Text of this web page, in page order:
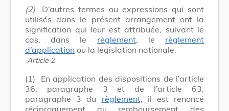
(2)
D’autres termes ou expressions qui sont
utilisés dans le présent arrangement ont la
signification qui leur est attribuée, suivant le
cas, dans le règlement, le règlement
d’application ou la législation nationale.
Article 2
(1)
En application des dispositions de l’article
36, paragraphe 3 et de l’article 63,
paragraphe 3 du règlement, il est renoncé
réciproquement au remboursement des